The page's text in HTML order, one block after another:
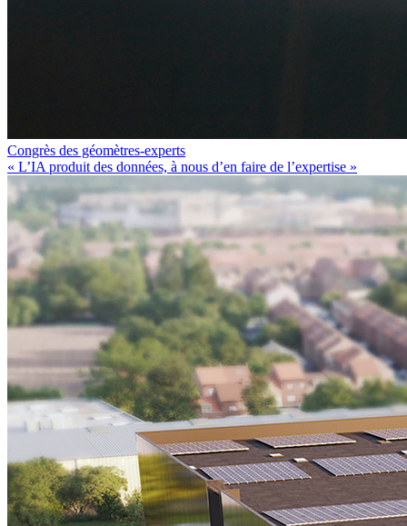
Congrès des géomètres-experts
« L’IA produit des données, à nous d’en faire de l’expertise »